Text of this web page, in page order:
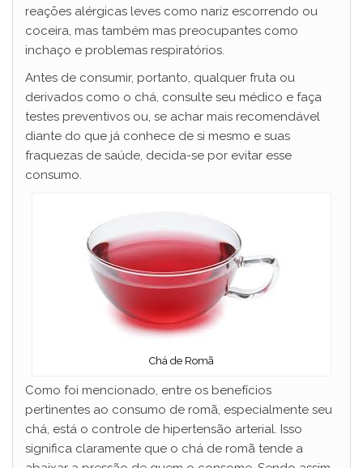
reações alérgicas leves como nariz escorrendo ou
coceira, mas também mas preocupantes como
inchaço e problemas respiratórios.
Antes de consumir, portanto, qualquer fruta ou
derivados como o chá, consulte seu médico e faça
testes preventivos ou, se achar mais recomendável
diante do que já conhece de si mesmo e suas
fraquezas de saúde, decida-se por evitar esse
consumo.
Chá de Romã
Como foi mencionado, entre os benefícios
pertinentes ao consumo de romã, especialmente seu
chá, está o controle de hipertensão arterial. Isso
significa claramente que o chá de romã tende a